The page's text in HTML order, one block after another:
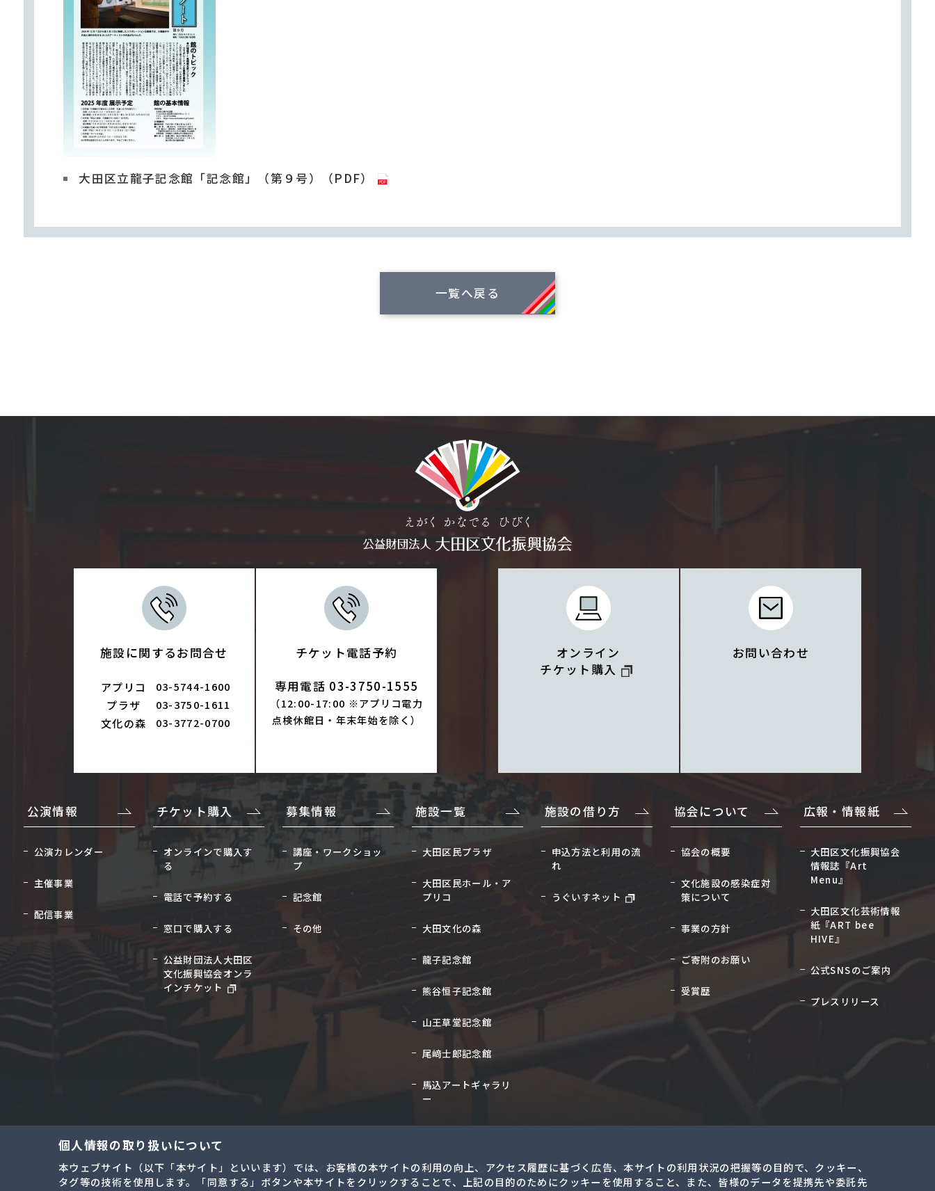
個人情報の取り扱いについて
本ウェブサイト（以下「本サイト」といいます）では、お客様の本サイトの利用の向上、アクセス履歴に基づく広告、本サイトの利用状況の把握等の目的で、クッキー、
タグ等の技術を使用します。「同意する」ボタンや本サイトをクリックすることで、上記の目的のためにクッキーを使用すること、また、皆様のデータを提携先や委託先
大田区立龍子記念館「記念館」（第９号）（PDF）
一覧へ戻る
施設に関するお問合せ
アプリコ 03-5744-1600
プラザ 03-3750-1611
文化の森 03-3772-0700
チケット電話予約
専用電話 03-3750-1555
（12:00-17:00 ※アプリコ電力
点検休館日・年末年始を除く）
オンライン
チケット購入
お問い合わせ
公演情報
公演カレンダー
主催事業
配信事業
チケット購入
オンラインで購入す
る
電話で予約する
窓口で購入する
公益財団法人大田区
文化振興協会オンラ
インチケット
募集情報
講座・ワークショッ
プ
記念館
その他
施設一覧
大田区民プラザ
大田区民ホール・ア
プリコ
大田文化の森
龍子記念館
熊谷恒子記念館
山王草堂記念館
尾﨑士郎記念館
馬込アートギャラリ
ー
施設の借り方
申込方法と利用の流
れ
うぐいすネット
協会について
協会の概要
文化施設の感染症対
策について
事業の方針
ご寄附のお願い
受賞歴
広報・情報紙
大田区文化振興協会
情報誌『Art
Menu』
大田区文化芸術情報
紙『ART bee
HIVE』
公式SNSのご案内
プレスリリース
サイトマップ プライバシーポリシー ウェブアクセシビリティ方針